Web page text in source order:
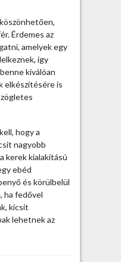
Érdemes az
amelyek egy
így
kiválóan
elkészítésére is
hogy a
nagyobb
kerek kialakítású
ebéd
és körülbelül
ha fedővel
kicsit
lehetnek az